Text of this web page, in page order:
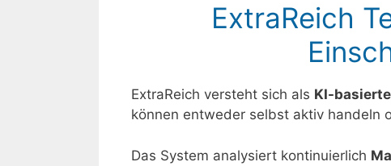
ExtraReich
ExtraReich versteht sich als KI-
können entweder selbst aktiv handeln
Das System analysiert kontinuierlich